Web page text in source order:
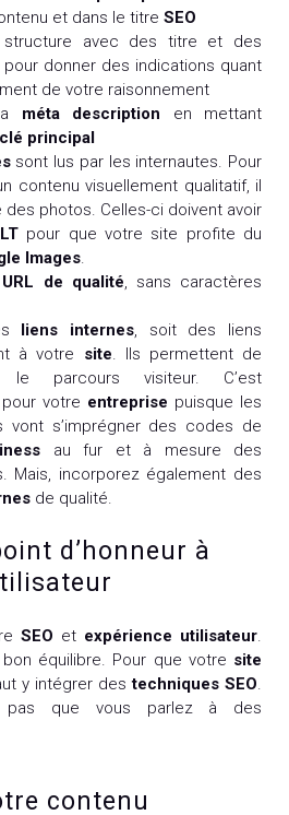
et dans le titre SEO
structure avec des titre et des
donner des indications quant
de votre raisonnement
méta description en mettant
principal
sont lus par les internautes. Pour
contenu visuellement qualitatif, il
des photos. Celles-ci doivent avoir
pour que votre site profite du
Images
URL de qualité , sans caractères
liens internes , soit des liens
à votre site . Ils permettent de
le parcours visiteur. C’est
votre entreprise puisque les
vont s’imprégner des codes de
au fur et à mesure des
Mais, incorporez également des
de qualité.
d’honneur à
SEO et expérience utilisateur
équilibre. Pour que votre site
y intégrer destechniques SEO
pas que vous parlez à des
contenu